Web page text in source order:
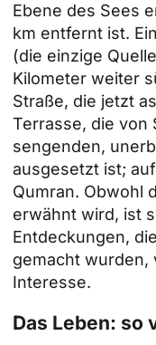
Ebene des Sees
km entfernt ist.
(die einzige
Kilometer weiter
Straße, die jetzt
Terrasse, die von
sengenden,
ausgesetzt ist;
Qumran. Obwohl
erwähnt wird, ist
Entdeckungen,
gemacht wurden,
Interesse.
Das Leben: so